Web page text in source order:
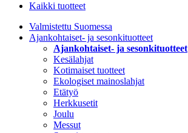
Kaikki tuotteet
Valmistettu Suomessa
Ajankohtaiset- ja sesonkituotteet
Ajankohtaiset- ja sesonkituotteet
Kesälahjat
Kotimaiset tuotteet
Ekologiset mainoslahjat
Etätyö
Herkkusetit
Joulu
Messut